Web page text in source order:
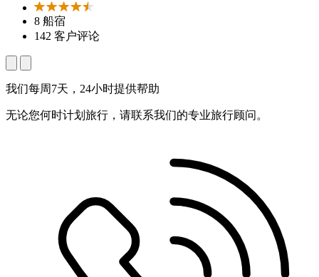
8 船宿
142 客户评论
我们每周7天，24小时提供帮助
无论您何时计划旅行，请联系我们的专业旅行顾问。